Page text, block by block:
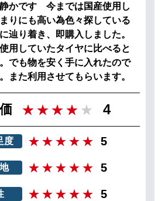
かです 今までは国産使用し
りにも高い為色々探している
辿り着き、即購入しました。
用していたタイヤに比べると
でも物を安く手に入れたので
また利用させてもらいます。
4
度 5
5
5